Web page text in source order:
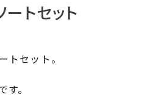
トセット
トセット。
。